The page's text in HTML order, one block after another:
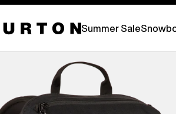
Summer Sale